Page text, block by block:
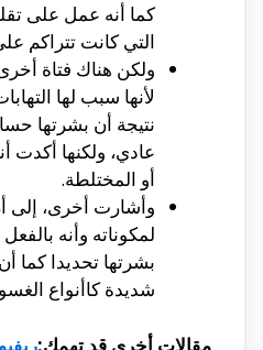
كما أنه عمل على
التي كانت تتراكم
ولكن هناك فتاة
لأنها سبب لها
نتيجة أن بشرتها
عادي، ولكنها أكدت
أو المختلطة.
وأشارت أخرى، إلى
لمكوناته وأنه
بشرتها تحديدا كما
شديدة كاأنواع
مقالات أخرى قد تهمك: